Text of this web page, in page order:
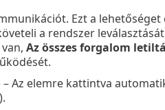
Ezt a lehetőséget
a rendszer
Az összes forgalom
Az elemre kattintva